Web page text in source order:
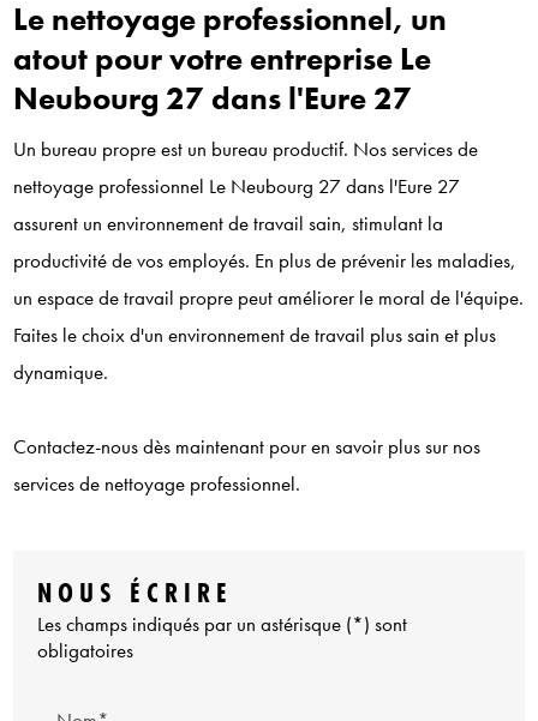
Le nettoyage professionnel, un
atout pour votre entreprise Le
Neubourg 27 dans l'Eure 27
Un bureau propre est un bureau productif. Nos services de
nettoyage professionnel Le Neubourg 27 dans l'Eure 27
assurent un environnement de travail sain, stimulant la
productivité de vos employés. En plus de prévenir les maladies,
un espace de travail propre peut améliorer le moral de l'équipe.
Faites le choix d'un environnement de travail plus sain et plus
dynamique.
Contactez-nous dès maintenant pour en savoir plus sur nos
services de nettoyage professionnel.
NOUS ÉCRIRE
Les champs indiqués par un astérisque (*) sont
obligatoires